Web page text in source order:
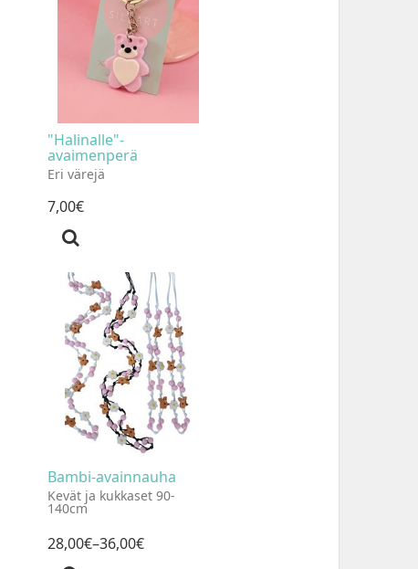
"Halinalle"-
avaimenperä
Eri värejä
7,00€
Bambi-avainnauha
Kevät ja kukkaset 90-
140cm
28,00€–36,00€